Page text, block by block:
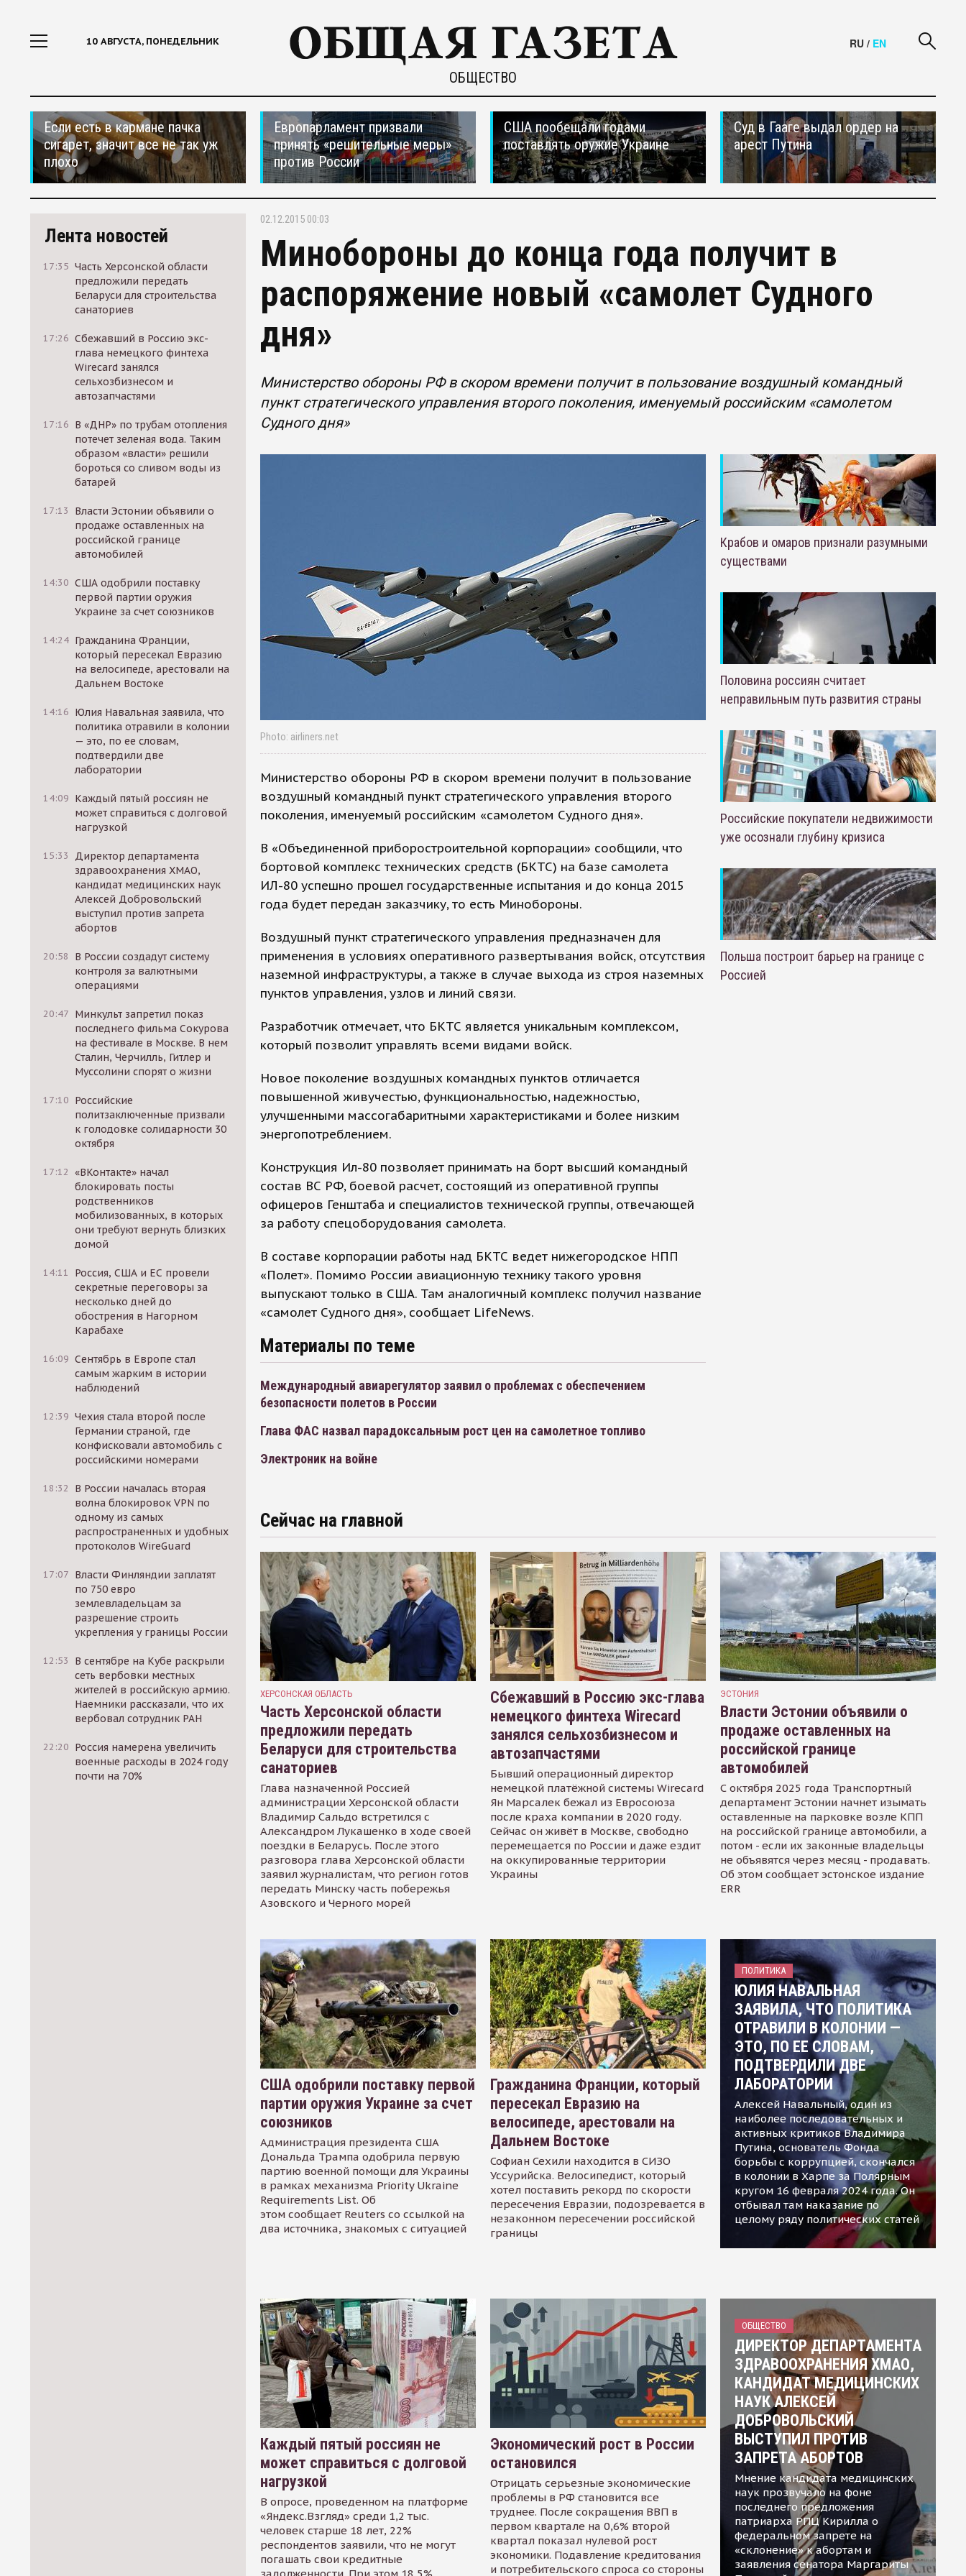
10 АВГУСТА, ПОНЕДЕЛЬНИК
ОБЩЕСТВО
RU / EN
Если есть в кармане пачка
сигарет, значит все не так уж
плохо
Европарламент призвали
принять «решительные меры»
против России
США пообещали годами
поставлять оружие Украине
Суд в Гааге выдал ордер на
арест Путина
Лента новостей
17:35 Часть Херсонской области
предложили передать
Беларуси для строительства
санаториев
17:26 Сбежавший в Россию экс-
глава немецкого финтеха
Wirecard занялся
сельхозбизнесом и
автозапчастями
17:16 В «ДНР» по трубам отопления
потечет зеленая вода. Таким
образом «власти» решили
бороться со сливом воды из
батарей
17:13
Власти Эстонии объявили о
продаже оставленных на
российской границе
автомобилей
14:30 США одобрили поставку
первой партии оружия
Украине за счет союзников
14:24 Гражданина Франции,
который пересекал Евразию
на велосипеде, арестовали на
Дальнем Востоке
14:16 Юлия Навальная заявила, что
политика отравили в колонии
— это, по ее словам,
подтвердили две
лаборатории
14:09 Каждый пятый россиян не
может справиться с долговой
нагрузкой
15:33
Директор департамента
здравоохранения ХМАО,
кандидат медицинских наук
Алексей Добровольский
выступил против запрета
абортов
20:58
В России создадут систему
контроля за валютными
операциями
20:47 Минкульт запретил показ
последнего фильма Сокурова
на фестивале в Москве. В нем
Сталин, Черчилль, Гитлер и
Муссолини спорят о жизни
17:10 Российские
политзаключенные призвали
к голодовке солидарности 30
октября
17:12 «ВКонтакте» начал
блокировать посты
родственников
мобилизованных, в которых
они требуют вернуть близких
домой
14:11
Россия, США и ЕС провели
секретные переговоры за
несколько дней до
обострения в Нагорном
Карабахе
16:09 Сентябрь в Европе стал
самым жарким в истории
наблюдений
12:39 Чехия стала второй после
Германии страной, где
конфисковали автомобиль с
российскими номерами
18:32
В России началась вторая
волна блокировок VPN по
одному из самых
распространенных и удобных
протоколов WireGuard
17:07 Власти Финляндии заплатят
по 750 евро
землевладельцам за
разрешение строить
укрепления у границы России
12:53
В сентябре на Кубе раскрыли
сеть вербовки местных
жителей в российскую армию.
Наемники рассказали, что их
вербовал сотрудник РАН
22:20 Россия намерена увеличить
военные расходы в 2024 году
почти на 70%
02.12.2015 00:03
Минобороны до конца года получит в
распоряжение новый «самолет Судного
дня»
Министерство обороны РФ в скором времени получит в пользование воздушный командный
пункт стратегического управления второго поколения, именуемый российским «самолетом
Судного дня»
Photo: airliners.net
Министерство обороны РФ в скором времени получит в пользование
воздушный командный пункт стратегического управления второго
поколения, именуемый российским «самолетом Судного дня».
В «Объединенной приборостроительной корпорации» сообщили, что
бортовой комплекс технических средств (БКТС) на базе самолета
ИЛ-80 успешно прошел государственные испытания и до конца 2015
года будет передан заказчику, то есть Минобороны.
Воздушный пункт стратегического управления предназначен для
применения в условиях оперативного развертывания войск, отсутствия
наземной инфраструктуры, а также в случае выхода из строя наземных
пунктов управления, узлов и линий связи.
Разработчик отмечает, что БКТС является уникальным комплексом,
который позволит управлять всеми видами войск.
Новое поколение воздушных командных пунктов отличается
повышенной живучестью, функциональностью, надежностью,
улучшенными массогабаритными характеристиками и более низким
энергопотреблением.
Конструкция Ил-80 позволяет принимать на борт высший командный
состав ВС РФ, боевой расчет, состоящий из оперативной группы
офицеров Генштаба и специалистов технической группы, отвечающей
за работу спецоборудования самолета.
В составе корпорации работы над БКТС ведет нижегородское НПП
«Полет». Помимо России авиационную технику такого уровня
выпускают только в США. Там аналогичный комплекс получил название
«самолет Судного дня», сообщает LifeNews.
Материалы по теме
Международный авиарегулятор заявил о проблемах с обеспечением
безопасности полетов в России
Глава ФАС назвал парадоксальным рост цен на самолетное топливо
Электроник на войне
Крабов и омаров признали разумными
существами
Половина россиян считает
неправильным путь развития страны
Российские покупатели недвижимости
уже осознали глубину кризиса
Польша построит барьер на границе с
Россией
Сейчас на главной
ХЕРСОНСКАЯ ОБЛАСТЬ
Часть Херсонской области
предложили передать
Беларуси для строительства
санаториев
Глава назначенной Россией
администрации Херсонской области
Владимир Сальдо встретился с
Александром Лукашенко в ходе своей
поездки в Беларусь. После этого
разговора глава Херсонской области
заявил журналистам, что регион готов
передать Минску часть побережья
Азовского и Черного морей
Сбежавший в Россию экс-глава
немецкого финтеха Wirecard
занялся сельхозбизнесом и
автозапчастями
Бывший операционный директор
немецкой платёжной системы Wirecard
Ян Марсалек бежал из Евросоюза
после краха компании в 2020 году.
Сейчас он живёт в Москве, свободно
перемещается по России и даже ездит
на оккупированные территории
Украины
ЭСТОНИЯ
Власти Эстонии объявили о
продаже оставленных на
российской границе
автомобилей
С октября 2025 года Транспортный
департамент Эстонии начнет изымать
оставленные на парковке возле КПП
на российской границе автомобили, а
потом - если их законные владельцы
не объявятся через месяц - продавать.
Об этом сообщает эстонское издание
ERR
США одобрили поставку первой
партии оружия Украине за счет
союзников
Администрация президента США
Дональда Трампа одобрила первую
партию военной помощи для Украины
в рамках механизма Priority Ukraine
Requirements List. Об
этом сообщает Reuters со ссылкой на
два источника, знакомых с ситуацией
Гражданина Франции, который
пересекал Евразию на
велосипеде, арестовали на
Дальнем Востоке
Софиан Сехили находится в СИЗО
Уссурийска. Велосипедист, который
хотел поставить рекорд по скорости
пересечения Евразии, подозревается в
незаконном пересечении российской
границы
ПОЛИТИКА
ЮЛИЯ НАВАЛЬНАЯ
ЗАЯВИЛА, ЧТО ПОЛИТИКА
ОТРАВИЛИ В КОЛОНИИ —
ЭТО, ПО ЕЕ СЛОВАМ,
ПОДТВЕРДИЛИ ДВЕ
ЛАБОРАТОРИИ
Алексей Навальный, один из
наиболее последовательных и
активных критиков Владимира
Путина, основатель Фонда
борьбы с коррупцией, скончался
в колонии в Харпе за Полярным
кругом 16 февраля 2024 года. Он
отбывал там наказание по
целому ряду политических статей
Каждый пятый россиян не
может справиться с долговой
нагрузкой
В опросе, проведенном на платформе
«Яндекс.Взгляд» среди 1,2 тыс.
человек старше 18 лет, 22%
респондентов заявили, что не могут
погашать свои кредитные
Экономический рост в России
остановился
Отрицать серьезные экономические
проблемы в РФ становится все
труднее. После сокращения ВВП в
первом квартале на 0,6% второй
квартал показал нулевой рост
экономики. Подавление кредитования
и потребительского спроса со стороны
ОБЩЕСТВО
ДИРЕКТОР ДЕПАРТАМЕНТА
ЗДРАВООХРАНЕНИЯ ХМАО,
КАНДИДАТ МЕДИЦИНСКИХ
НАУК АЛЕКСЕЙ
ДОБРОВОЛЬСКИЙ
ВЫСТУПИЛ ПРОТИВ
ЗАПРЕТА АБОРТОВ
Мнение кандидата медицинских
наук прозвучало на фоне
последнего предложения
патриарха РПЦ Кирилла о
федеральном запрете на
«склонение» к абортам и
заявления сенатора Маргариты